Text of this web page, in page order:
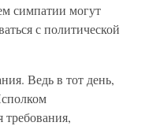
симпатии могут
с политической
Ведь в тот день,
требования,